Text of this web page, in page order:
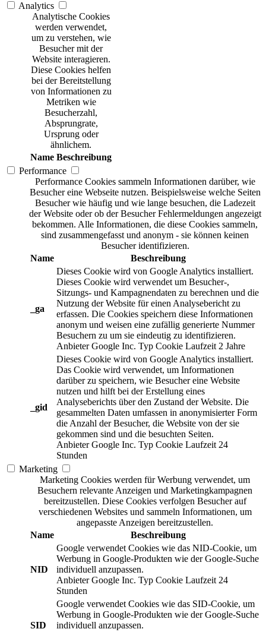
Analytics
Analytische Cookies
werden verwendet,
um zu verstehen, wie
Besucher mit der
Website interagieren.
Diese Cookies helfen
bei der Bereitstellung
von Informationen zu
Metriken wie
Besucherzahl,
Absprungrate,
Ursprung oder
ähnlichem.
Name Beschreibung
Performance
Performance Cookies sammeln Informationen darüber, wie
Besucher eine Webseite nutzen. Beispielsweise welche Seiten
Besucher wie häufig und wie lange besuchen, die Ladezeit
der Website oder ob der Besucher Fehlermeldungen angezeigt
bekommen. Alle Informationen, die diese Cookies sammeln,
sind zusammengefasst und anonym - sie können keinen
Besucher identifizieren.
Name
Beschreibung
_ga
Dieses Cookie wird von Google Analytics installiert.
Dieses Cookie wird verwendet um Besucher-,
Sitzungs- und Kampagnendaten zu berechnen und die
Nutzung der Website für einen Analysebericht zu
erfassen. Die Cookies speichern diese Informationen
anonym und weisen eine zufällig generierte Nummer
Besuchern zu um sie eindeutig zu identifizieren.
Anbieter Google Inc. Typ Cookie Laufzeit 2 Jahre
_gid
Dieses Cookie wird von Google Analytics installiert.
Das Cookie wird verwendet, um Informationen
darüber zu speichern, wie Besucher eine Website
nutzen und hilft bei der Erstellung eines
Analyseberichts über den Zustand der Website. Die
gesammelten Daten umfassen in anonymisierter Form
die Anzahl der Besucher, die Website von der sie
gekommen sind und die besuchten Seiten.
Anbieter Google Inc. Typ Cookie Laufzeit 24
Stunden
Marketing
Marketing Cookies werden für Werbung verwendet, um
Besuchern relevante Anzeigen und Marketingkampagnen
bereitzustellen. Diese Cookies verfolgen Besucher auf
verschiedenen Websites und sammeln Informationen, um
angepasste Anzeigen bereitzustellen.
Name
Beschreibung
NID
Google verwendet Cookies wie das NID-Cookie, um
Werbung in Google-Produkten wie der Google-Suche
individuell anzupassen.
Anbieter Google Inc. Typ Cookie Laufzeit 24
Stunden
SID
Google verwendet Cookies wie das SID-Cookie, um
Werbung in Google-Produkten wie der Google-Suche
individuell anzupassen.